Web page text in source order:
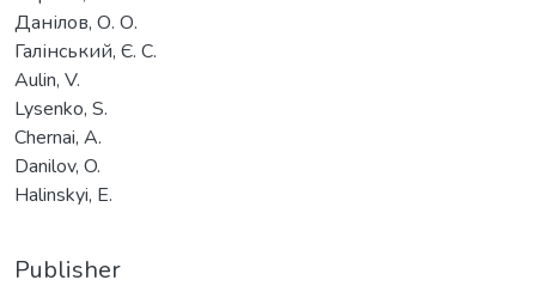
Данілов, О. О.
Галінський, Є. С.
Aulin, V.
Lysenko, S.
Chernai, A.
Danilov, O.
Halinskyi, E.
Publisher